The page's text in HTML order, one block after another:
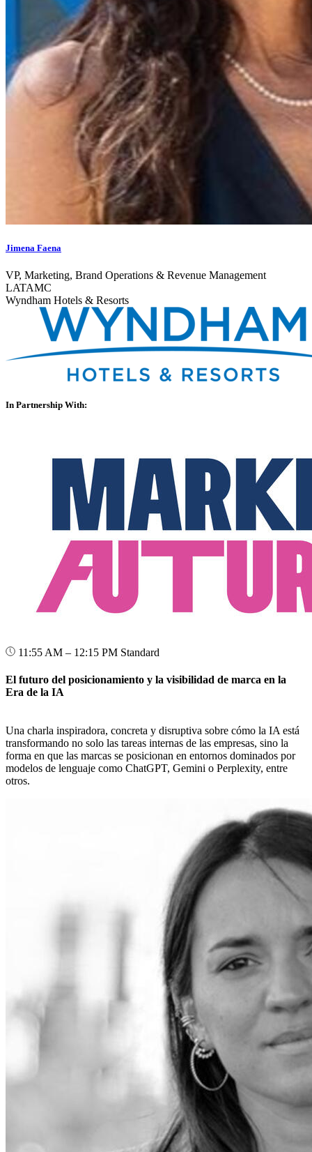
Jimena Faena
VP, Marketing, Brand Operations & Revenue Management
LATAMC
Wyndham Hotels & Resorts
In Partnership With:
11:55 AM – 12:15 PM Standard
El futuro del posicionamiento y la visibilidad de marca en la
Era de la IA
Una charla inspiradora, concreta y disruptiva sobre cómo la IA está
transformando no solo las tareas internas de las empresas, sino la
forma en que las marcas se posicionan en entornos dominados por
modelos de lenguaje como ChatGPT, Gemini o Perplexity, entre
otros.